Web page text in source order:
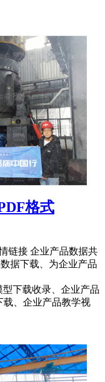
格式
链接 企业产品数据共
据下载、为企业产品
型下载收录、企业产品
载、企业产品教学视